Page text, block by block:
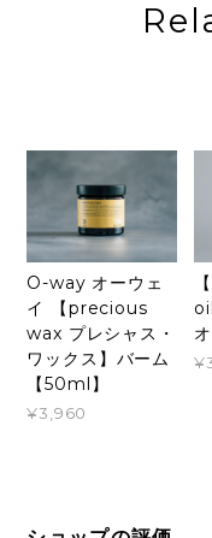
O-way オーウェ
イ 【precious
wax プレシャス・
ワックス】バーム
【50ml】
¥3,960